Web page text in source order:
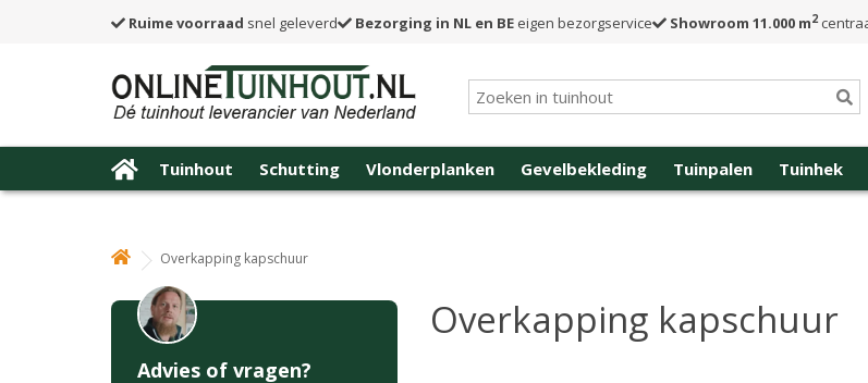
Ruime voorraad snel geleverd Bezorging in NL en BE eigen bezorgservice Showroom 11.000 m2
Tuinhout Schutting Vlonderplanken Gevelbekleding Tuinpalen Tuinhek
Overkapping kapschuur
Advies of vragen?
Overkapping kapschuur